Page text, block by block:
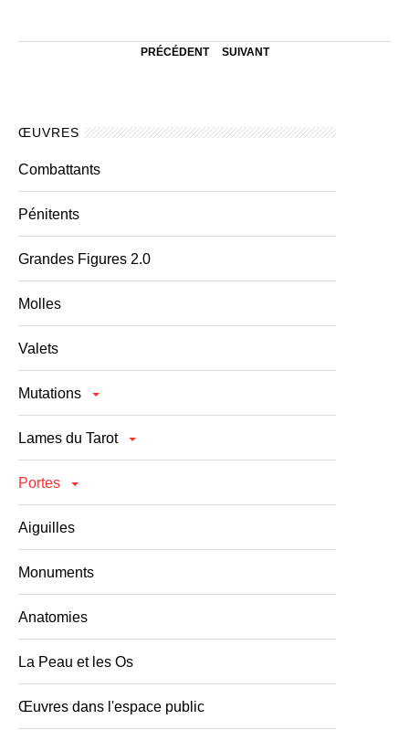
PRÉCÉDENT SUIVANT
ŒUVRES
Combattants
Pénitents
Grandes Figures 2.0
Molles
Valets
Mutations
Lames du Tarot
Portes
Aiguilles
Monuments
Anatomies
La Peau et les Os
Œuvres dans l'espace public